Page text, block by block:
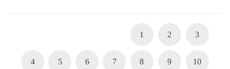
1 2 3
4 5 6 7 8 9 10